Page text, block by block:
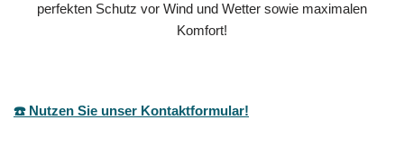
perfekten Schutz vor Wind und Wetter sowie maximalen
Komfort!
☎️ Nutzen Sie unser Kontaktformular!